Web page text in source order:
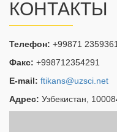
КОНТАКТЫ
Телефон: +99871 2359361
Факс: +998712354291
E-mail: ftikans@uzsci.net
Адрес: Узбекистан,